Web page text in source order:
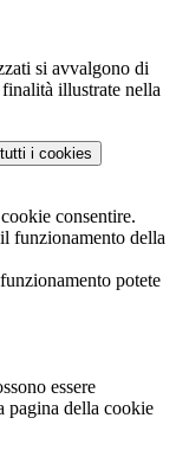
si avvalgono di
illustrate nella
i cookies
consentire.
funzionamento della
potete
essere
pagina della cookie